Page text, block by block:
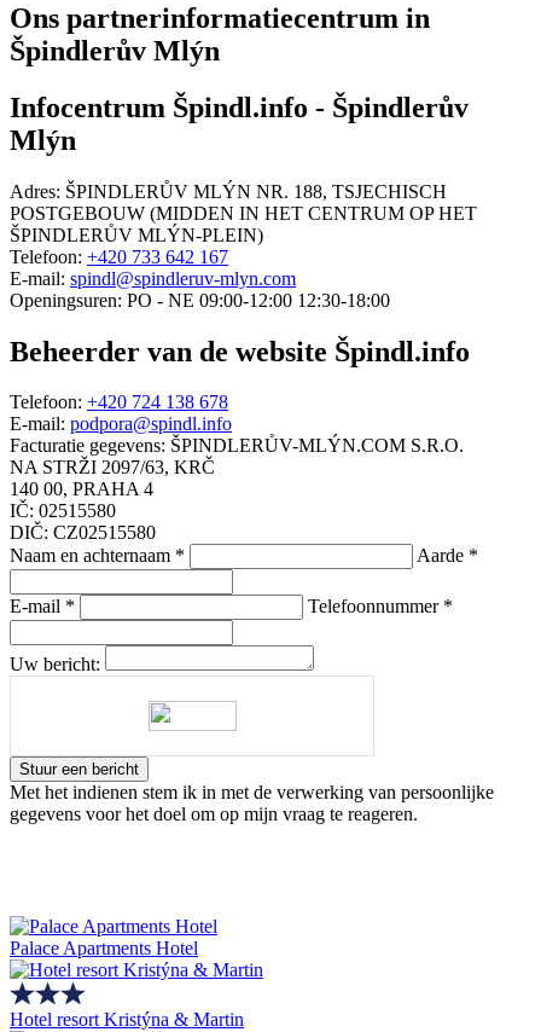
Ons partnerinformatiecentrum in
Špindlerův Mlýn
Infocentrum Špindl.info - Špindlerův
Mlýn
Adres: ŠPINDLERŮV MLÝN NR. 188, TSJECHISCH
POSTGEBOUW (MIDDEN IN HET CENTRUM OP HET
ŠPINDLERŮV MLÝN-PLEIN)
Telefoon: +420 733 642 167
E-mail: spindl@spindleruv-mlyn.com
Openingsuren: PO - NE 09:00-12:00 12:30-18:00
+
Leaflet|© Seznam.cz a.s. a další
Beheerder van de website Špindl.info
Telefoon: +420 724 138 678
E-mail: podpora@spindl.info
Facturatie gegevens: ŠPINDLERŮV-MLÝN.COM S.R.O.
NA STRŽI 2097/63, KRČ
140 00, PRAHA 4
IČ: 02515580
DIČ: CZ02515580
Naam en achternaam * Aarde *
E-mail * Telefoonnummer *
Uw bericht:
Stuur een bericht
Met het indienen stem ik in met de verwerking van persoonlijke
gegevens voor het doel om op mijn vraag te reageren.
Palace Apartments Hotel
Hotel resort Kristýna & Martin